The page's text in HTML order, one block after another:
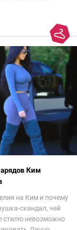
Ким
на Ким и почему
скандал, чей
стилю невозможно